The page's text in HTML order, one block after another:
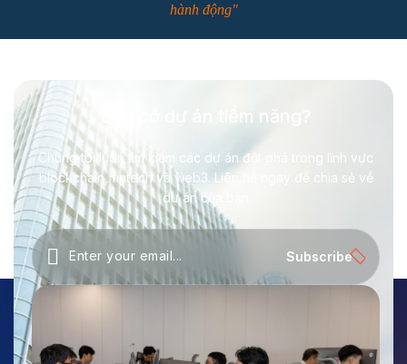
hành động"
Bạn có dự án tiềm năng?
Chúng tôi luôn tìm kiếm các dự án đột phá trong lĩnh vực
blockchain, fintech và web3. Liên hệ ngay để chia sẻ về
dự án của bạn
Subscribe